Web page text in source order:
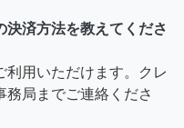
決済方法を教えてくださ
利用いただけます。クレ
務局までご連絡くださ